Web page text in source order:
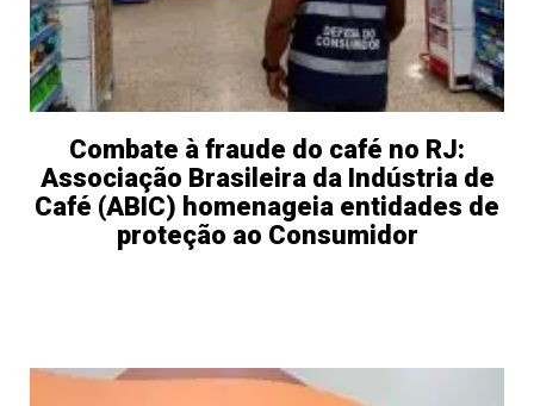
Combate à fraude do café no RJ:
Associação Brasileira da Indústria de
Café (ABIC) homenageia entidades de
proteção ao Consumidor